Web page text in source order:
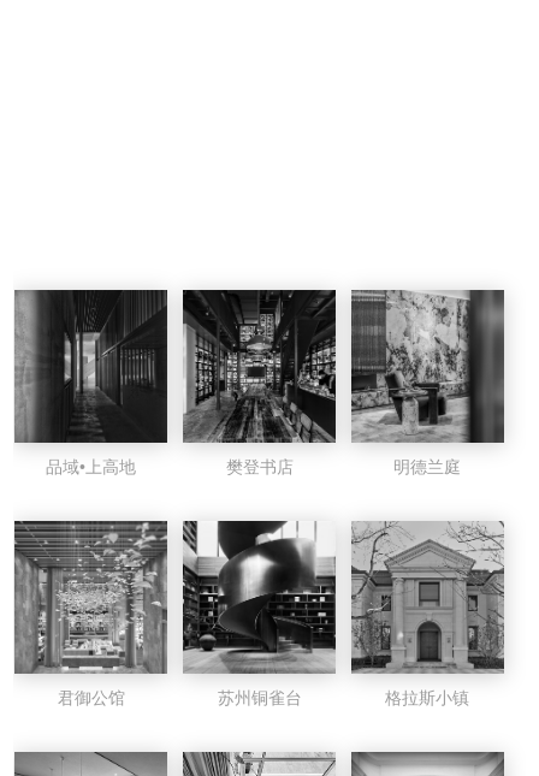
品域•上高地 樊登书店 明德兰庭
君御公馆 苏州铜雀台 格拉斯小镇